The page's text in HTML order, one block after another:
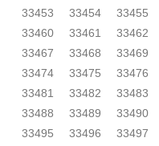
33453
33454 33455
33460
33461 33462
33467
33468 33469
33474
33475 33476
33481
33482 33483
33488
33489 33490
33495
33496 33497